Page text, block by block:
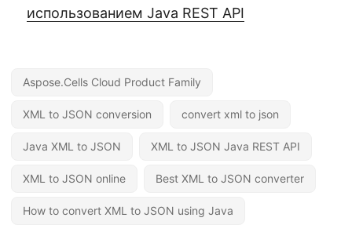
использованием Java REST API
Aspose.Cells Cloud Product Family
XML to JSON conversion convert xml to json
Java XML to JSON XML to JSON Java REST API
XML to JSON online Best XML to JSON converter
How to convert XML to JSON using Java